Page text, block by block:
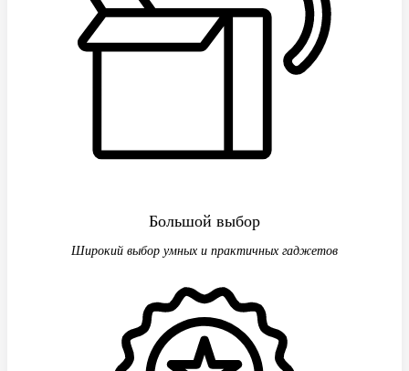
Большой выбор
Широкий выбор умных и практичных гаджетов